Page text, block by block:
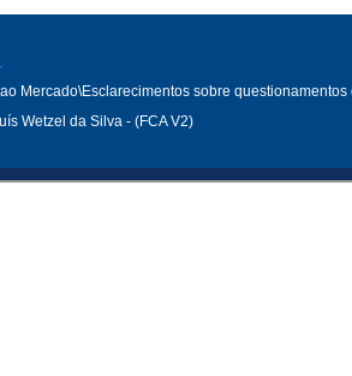
Mercado\Esclarecimentos sobre questionamentos
Wetzel da Silva - (FCA V2)